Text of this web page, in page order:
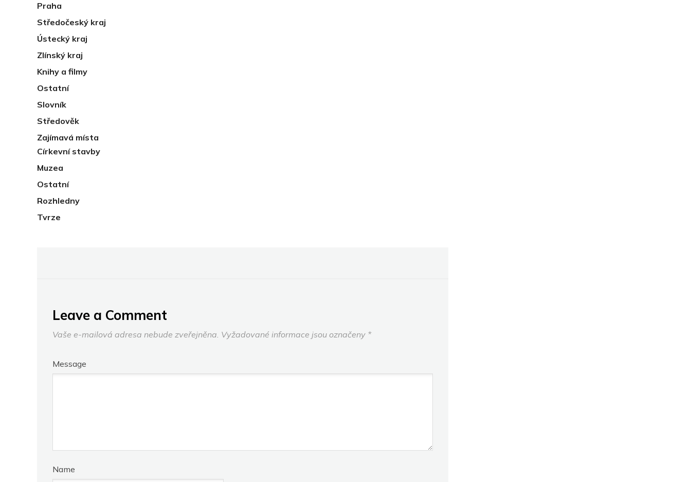
Praha
Středočeský kraj
Ústecký kraj
Zlínský kraj
Knihy a filmy
Ostatní
Slovník
Středověk
Zajímavá místa
Církevní stavby
Muzea
Ostatní
Rozhledny
Tvrze
Leave a Comment
Vaše e-mailová adresa nebude zveřejněna. Vyžadované informace jsou označeny *
Message
Name